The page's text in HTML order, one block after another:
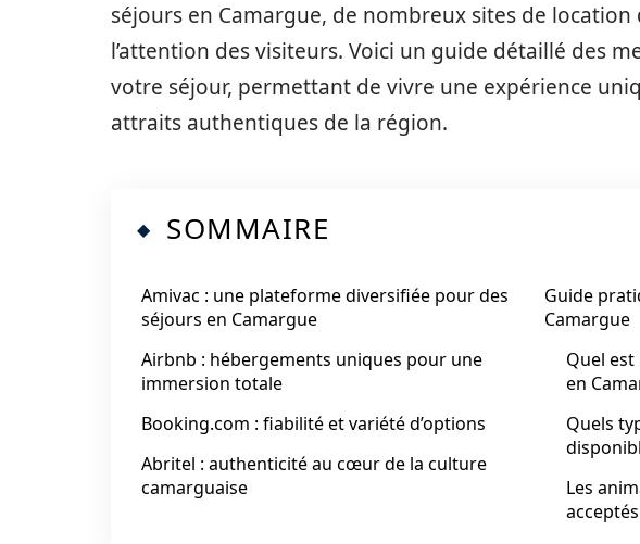
séjours en Camargue, de nombreux sites de location
l’attention des visiteurs. Voici un guide détaillé des
votre séjour, permettant de vivre une expérience
attraits authentiques de la région.
SOMMAIRE
Amivac : une plateforme diversifiée pour des
séjours en Camargue
Airbnb : hébergements uniques pour une
immersion totale
Booking.com : fiabilité et variété d’options
Abritel : authenticité au cœur de la culture
camarguaise
Guide
Camargue
Quel
en
Quels
Les